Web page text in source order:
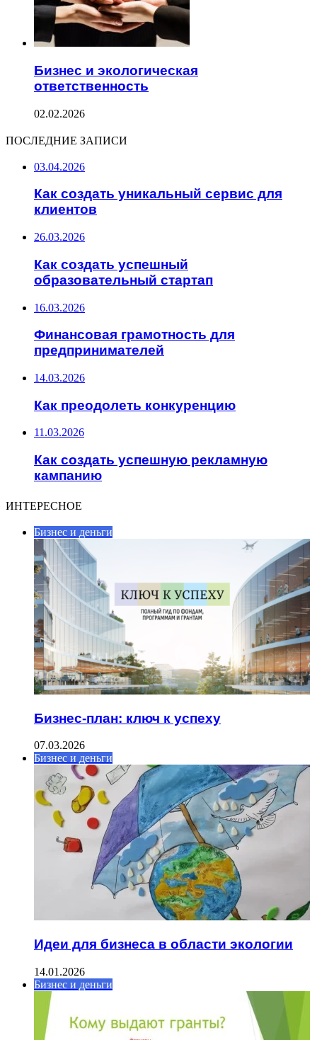
Бизнес и экологическая
ответственность
02.02.2026
ПОСЛЕДНИЕ ЗАПИСИ
03.04.2026
Как создать уникальный сервис для
клиентов
26.03.2026
Как создать успешный
образовательный стартап
16.03.2026
Финансовая грамотность для
предпринимателей
14.03.2026
Как преодолеть конкуренцию
11.03.2026
Как создать успешную рекламную
кампанию
ИНТЕРЕСНОЕ
Бизнес и деньги
Бизнес-план: ключ к успеху
07.03.2026
Бизнес и деньги
Идеи для бизнеса в области экологии
14.01.2026
Бизнес и деньги